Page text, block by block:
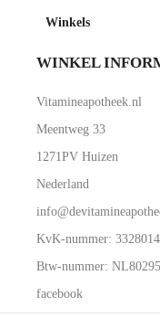
facebook
Winkels
WINKEL
Vitamineapotheek.nl
Meentweg 33
1271PV Huizen
Nederland
KvK-nummer:
Btw-nummer: